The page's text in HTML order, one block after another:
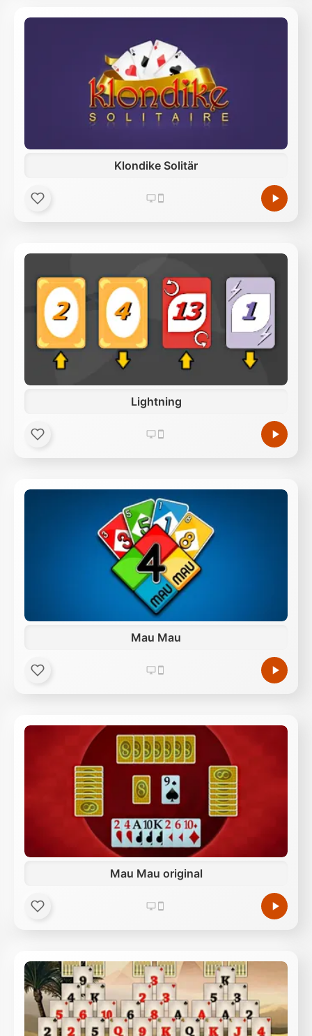
Klondike Solitär
Lightning
Mau Mau
Mau Mau original